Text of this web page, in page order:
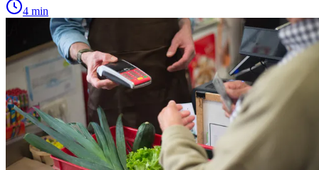
4 min